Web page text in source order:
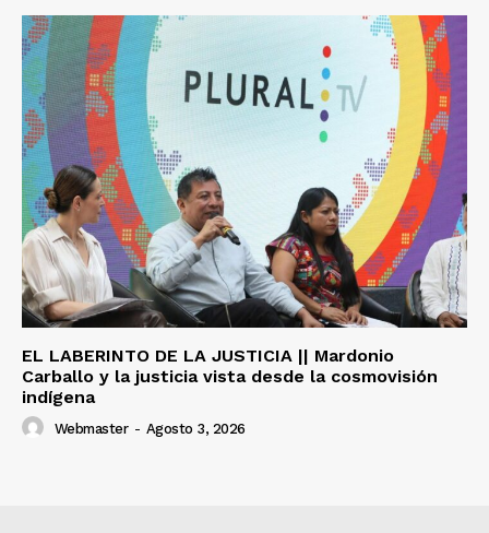
EL LABERINTO DE LA JUSTICIA || Mardonio
Carballo y la justicia vista desde la cosmovisión
indígena
Webmaster - Agosto 3, 2026